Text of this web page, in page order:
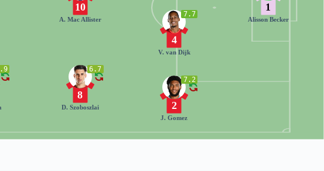
1
Alisson Becker
7.2
2
J. Gomez
7.7
4
V. van Dijk
6.7
8
D. Szoboszlai
10
A. Mac Allister